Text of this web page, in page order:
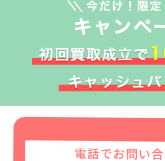
電話でお問い